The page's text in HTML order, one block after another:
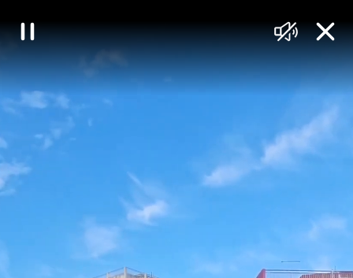
대
한
민
국
정
책
브
일
시
정
지
음
소
거
닫
기